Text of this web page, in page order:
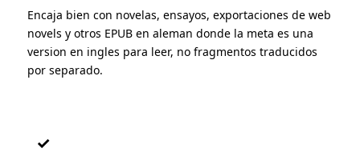
Encaja bien con novelas, ensayos, exportaciones de web
novels y otros EPUB en aleman donde la meta es una
version en ingles para leer, no fragmentos traducidos
por separado.
✓